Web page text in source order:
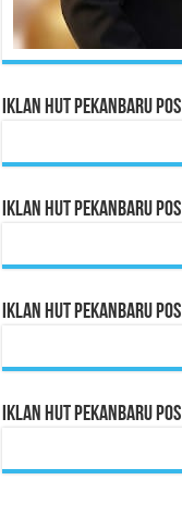
Iklan HUT Pekanbaru Pos
Iklan HUT Pekanbaru Pos
Iklan HUT Pekanbaru Pos
Iklan HUT Pekanbaru Pos